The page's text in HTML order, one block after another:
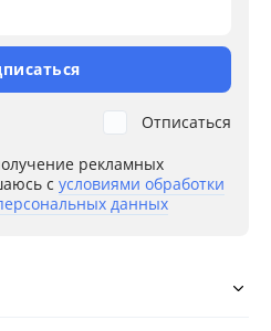
рекламных
с условиями обработки
данных
Отписаться